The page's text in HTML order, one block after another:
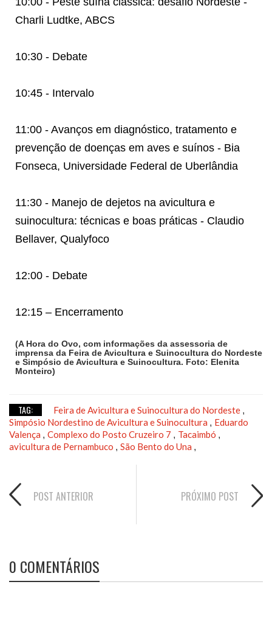
Charli Ludtke, ABCS
10:30 - Debate
10:45 - Intervalo
11:00 - Avanços em diagnóstico, tratamento e
prevenção de doenças em aves e suínos - Bia
Fonseca, Universidade Federal de Uberlândia
11:30 - Manejo de dejetos na avicultura e
suinocultura: técnicas e boas práticas - Claudio
Bellaver, Qualyfoco
12:00 - Debate
12:15 – Encerramento
(A Hora do Ovo, com informações da assessoria de
imprensa da Feira de Avicultura e Suinocultura do Nordeste
e Simpósio de Avicultura e Suinocultura. Foto: Elenita
Monteiro)
TAG: Feira de Avicultura e Suinocultura do Nordeste ,
Simpósio Nordestino de Avicultura e Suinocultura , Eduardo
Valença , Complexo do Posto Cruzeiro 7 , Tacaimbó ,
avicultura de Pernambuco , São Bento do Una ,
POST ANTERIOR PRÓXIMO POST
0 COMENTÁRIOS